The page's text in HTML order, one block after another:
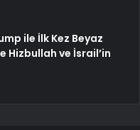
ile İlk Kez Beyaz
Hizbullah ve İsrail’in